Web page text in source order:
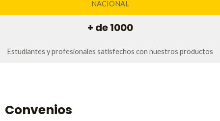
NACIONAL
+ de 1000
Estudiantes y profesionales satisfechos con nuestros productos
Convenios